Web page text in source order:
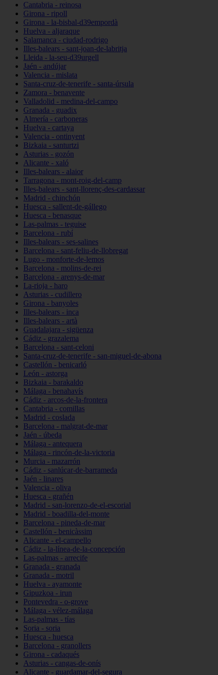
Cantabria - reinosa
Girona - ripoll
Girona - la-bisbal-d39empordà
Huelva - aljaraque
Salamanca - ciudad-rodrigo
Illes-balears - sant-joan-de-labritja
Lleida - la-seu-d39urgell
Jaén - andújar
Valencia - mislata
Santa-cruz-de-tenerife - santa-úrsula
Zamora - benavente
Valladolid - medina-del-campo
Granada - guadix
Almería - carboneras
Huelva - cartaya
Valencia - ontinyent
Bizkaia - santurtzi
Asturias - gozón
Alicante - xaló
Illes-balears - alaior
Tarragona - mont-roig-del-camp
Illes-balears - sant-llorenç-des-cardassar
Madrid - chinchón
Huesca - sallent-de-gállego
Huesca - benasque
Las-palmas - teguise
Barcelona - rubí
Illes-balears - ses-salines
Barcelona - sant-feliu-de-llobregat
Lugo - monforte-de-lemos
Barcelona - molins-de-rei
Barcelona - arenys-de-mar
La-rioja - haro
Asturias - cudillero
Girona - banyoles
Illes-balears - inca
Illes-balears - artà
Guadalajara - sigüenza
Cádiz - grazalema
Barcelona - sant-celoni
Santa-cruz-de-tenerife - san-miguel-de-abona
Castellón - benicarló
León - astorga
Bizkaia - barakaldo
Málaga - benahavís
Cádiz - arcos-de-la-frontera
Cantabria - comillas
Madrid - coslada
Barcelona - malgrat-de-mar
Jaén - úbeda
Málaga - antequera
Málaga - rincón-de-la-victoria
Murcia - mazarrón
Cádiz - sanlúcar-de-barrameda
Jaén - linares
Valencia - oliva
Huesca - grañén
Madrid - san-lorenzo-de-el-escorial
Madrid - boadilla-del-monte
Barcelona - pineda-de-mar
Castellón - benicàssim
Alicante - el-campello
Cádiz - la-línea-de-la-concepción
Las-palmas - arrecife
Granada - granada
Granada - motril
Huelva - ayamonte
Gipuzkoa - irun
Pontevedra - o-grove
Málaga - vélez-málaga
Las-palmas - tías
Soria - soria
Huesca - huesca
Barcelona - granollers
Girona - cadaqués
Asturias - cangas-de-onís
Alicante - guardamar-del-segura